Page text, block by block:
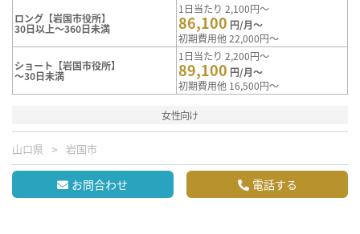
ロング【岩国市役所】
30日以上～360日未満
1日当たり 2,100円～
86,100 円/月～
初期費用他 22,000円～
ショート【岩国市役所】
～30日未満
1日当たり 2,200円～
89,100 円/月～
初期費用他 16,500円～
女性向け
山口県 岩国市
お問合わせ 電話する